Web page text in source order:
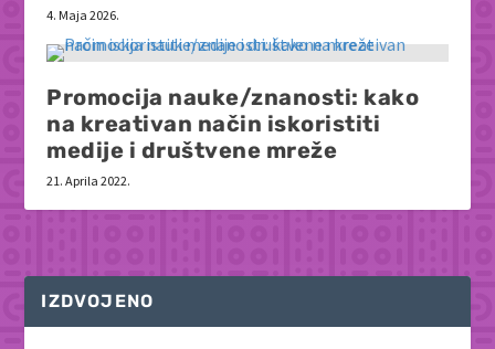
4. Maja 2026.
Promocija nauke/znanosti: kako
na kreativan način iskoristiti
medije i društvene mreže
21. Aprila 2022.
IZDVOJENO